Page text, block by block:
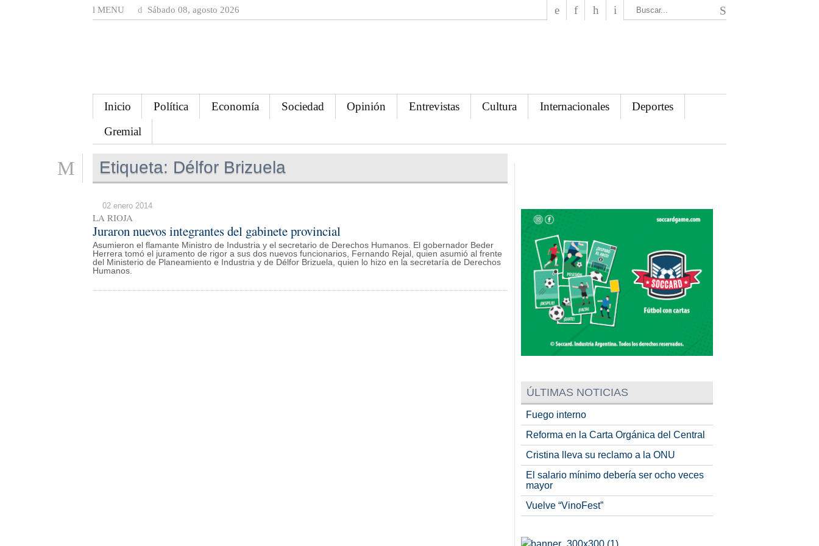
MENU Sábado 08, agosto 2026
Inicio Política Economía Sociedad Opinión Entrevistas Cultura Internacionales
Deportes
Gremial
Etiqueta: Délfor Brizuela
02 enero 2014
LA RIOJA
Juraron nuevos integrantes del gabinete provincial
Asumieron el flamante Ministro de Industria y el secretario de Derechos Humanos. El gobernador Beder
Herrera tomó el juramento de rigor a sus dos nuevos funcionarios, Fernando Rejal, quien asumió al frente
del Ministerio de Planeamiento e Industria y de Délfor Brizuela, quien lo hizo en la secretaría de Derechos
Humanos.
ÚLTIMAS NOTICIAS
Fuego interno
Reforma en la Carta Orgánica del Central
Cristina lleva su reclamo a la ONU
El salario mínimo debería ser ocho veces
mayor
Vuelve “VinoFest”